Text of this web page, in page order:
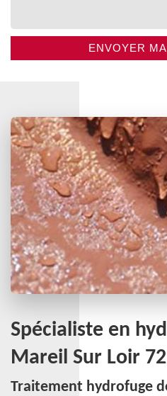
Spécialiste en
Mareil Sur Loir
Traitement hydrofuge